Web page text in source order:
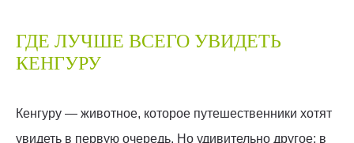
ГДЕ ЛУЧШЕ ВСЕГО УВИДЕТЬ
КЕНГУРУ
Кенгуру — животное, которое путешественники хотят
увидеть в первую очередь. Но удивительно другое: в